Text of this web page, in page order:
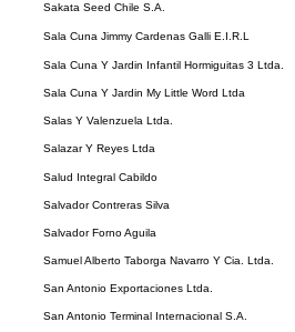
Sakata Seed Chile S.A.
Sala Cuna Jimmy Cardenas Galli E.I.R.L
Sala Cuna Y Jardin Infantil Hormiguitas 3 Ltda.
Sala Cuna Y Jardin My Little Word Ltda
Salas Y Valenzuela Ltda.
Salazar Y Reyes Ltda
Salud Integral Cabildo
Salvador Contreras Silva
Salvador Forno Aguila
Samuel Alberto Taborga Navarro Y Cia. Ltda.
San Antonio Exportaciones Ltda.
San Antonio Terminal Internacional S.A.